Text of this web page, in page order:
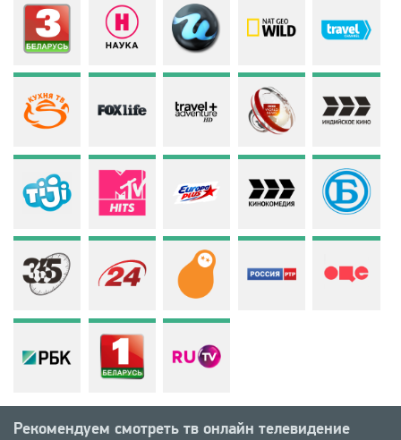
Рекомендуем смотреть тв онлайн телевидение